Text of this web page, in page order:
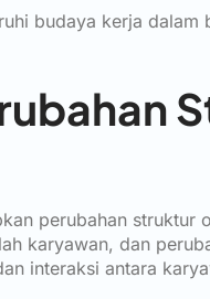
budaya kerja dalam
perubahan struktur
karyawan, dan
interaksi antara